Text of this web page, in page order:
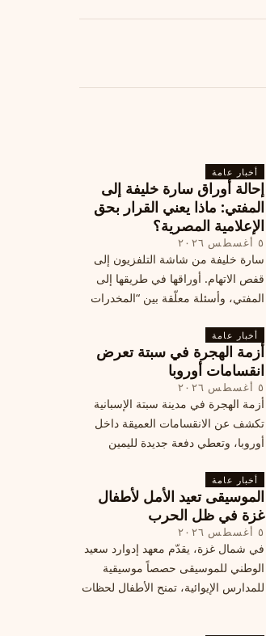
أخبار عامة
إحالة أوراق سارة خليفة إلى
المفتي: ماذا يعني القرار بحق
الإعلامية المصرية؟
٥ أغسطس ٢٠٢٦
سارة خليفة من شاشة التلفزيون إلى
قفص الاتهام. أوراقها في طريقها إلى
المفتي، وأسئلة معلّقة بين “المخدرات
أخبار عامة
أزمة الهجرة في سبتة تعرض
انقسامات أوروبا
٥ أغسطس ٢٠٢٦
أزمة الهجرة في مدينة سبتة الإسبانية
تكشف عن الانقسامات العميقة داخل
أوروبا، وتعطي دفعة جديدة لليمين
الأوروبي لاستغلال هشاشة موقفه، فما
هي الآثار السياسية لهذه الأزمة؟
أخبار عامة
الموسيقى تعيد الأمل لأطفال
غزة في ظل الحرب
٥ أغسطس ٢٠٢٦
في شمال غزة، يقدّم معهد إدوارد سعيد
الوطني للموسيقى حصصاً موسيقية
للمدارس الإيوائية، تمنح الأطفال لحظات